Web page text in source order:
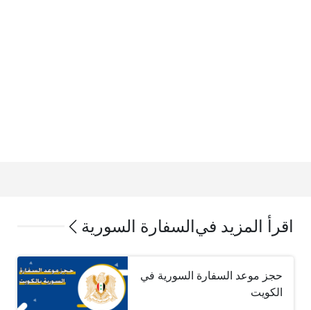
اقرأ المزيد في السفارة السورية
حجز موعد السفارة السورية في
الكويت